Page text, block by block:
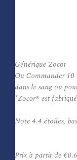
Générique Zocor
Ou Commander
dans le sang ou
*Zocor® est
Note 4.4 étoiles,
Prix à partir de